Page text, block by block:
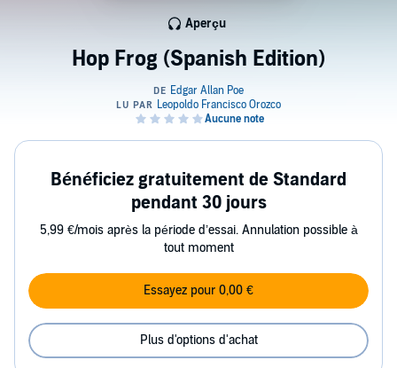
Hop Frog (Spanish Edition)
Aperçu
Bénéficiez gratuitement de Standard
pendant 30 jours
5,99 €/mois après la période d’essai. Annulation possible à
tout moment
Essayez pour 0,00 €
Plus d'options d'achat